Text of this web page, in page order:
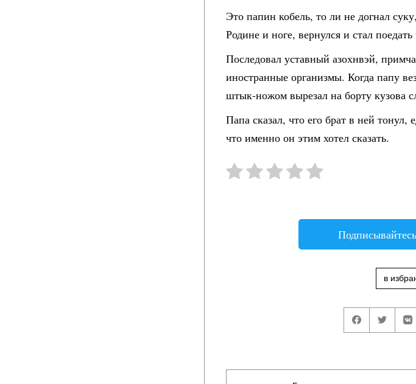
Это папин кобель, то ли не догнал
Родине и ноге, вернулся и стал поедать
Последовал уставный азохнвэй,
иностранные организмы. Когда папу
штык-ножом вырезал на борту кузова
Папа сказал, что его брат в ней тонул,
что именно он этим хотел сказать.
в